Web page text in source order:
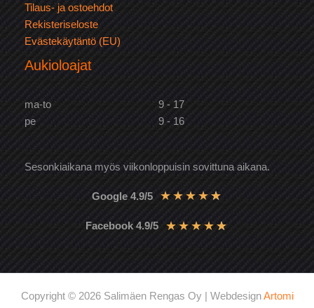
Tilaus- ja ostoehdot
Rekisteriseloste
Evästekäytäntö (EU)
Aukioloajat
ma-to
9 - 17
pe
9 - 16
Sesonkiaikana myös viikonloppuisin sovittuna aikana.
Google 4.9/5 ★ ★ ★ ★ ★
Facebook 4.9/5 ★ ★★ ★ ★
Copyright © 2026 Salimäen Rengas Oy | WebdesignArtomi